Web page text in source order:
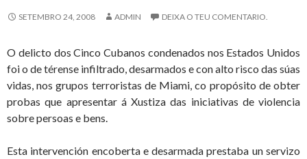
SETEMBRO 24, 2008 ADMIN DEIXA O TEU COMENTARIO.
O delicto dos Cinco Cubanos condenados nos Estados Unidos
foi o de térense infiltrado, desarmados e con alto risco das súas
vidas, nos grupos terroristas de Miami, co propósito de obter
probas que apresentar á Xustiza das iniciativas de violencia
sobre persoas e bens.
Esta intervención encoberta e desarmada prestaba un servizo